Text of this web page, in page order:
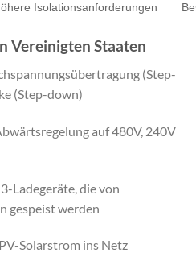
Isolationsanforderungen
Vereinigten Staaten
(Step-
(Step-down)
auf 480V, 240V
Ladegeräte, die von
gespeist werden
Solarstrom ins Netz